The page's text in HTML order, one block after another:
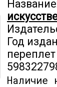
Год
Наличие